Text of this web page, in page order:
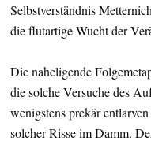
Selbstverständnis
die flutartige Wucht der
Die naheligende
die solche Versuche des
wenigstens prekär
solcher Risse im Damm.